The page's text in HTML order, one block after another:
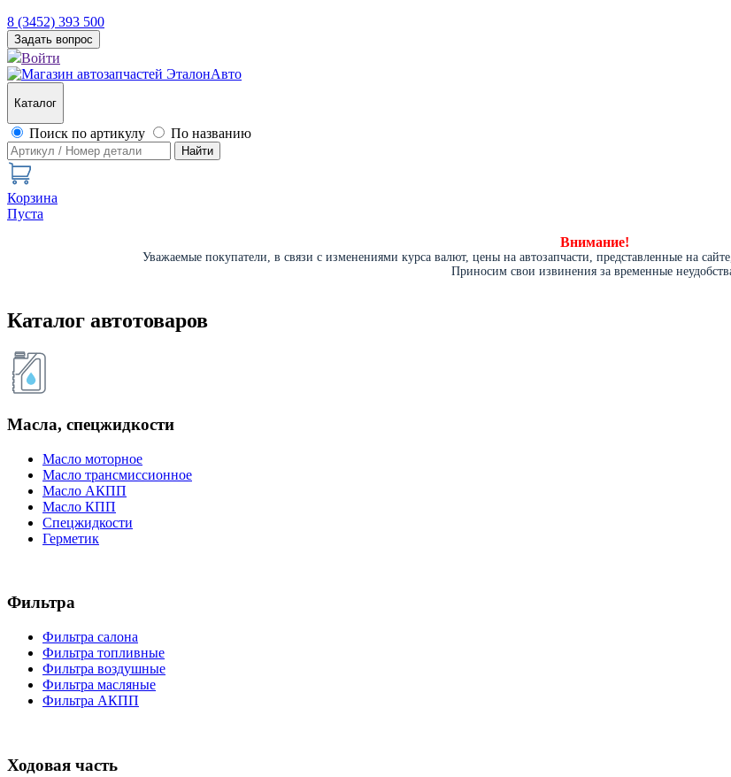
8 (3452) 393 500
Задать вопрос
Войти
Каталог
Поиск по артикулу По названию
Найти
Корзина
Пуста
Внимание!
Уважаемые покупатели, в связи с изменениями курса валют, цены на автозапчасти, представленные на
Приносим свои извинения за временные
Каталог автотоваров
Масла, спецжидкости
Масло моторное
Масло трансмиссионное
Масло АКПП
Масло КПП
Спецжидкости
Герметик
Фильтра
Фильтра салона
Фильтра топливные
Фильтра воздушные
Фильтра масляные
Фильтра АКПП
Ходовая часть